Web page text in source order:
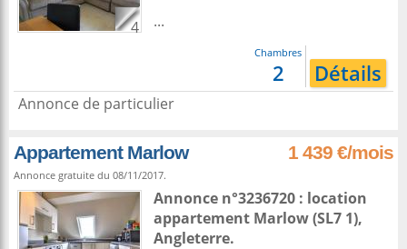
4
...
Chambres
2 Détails
Annonce de particulier
Appartement Marlow 1 439 €/mois
Annonce gratuite du 08/11/2017.
Annonce n°3236720 : location
appartement Marlow(SL7 1),
Angleterre.